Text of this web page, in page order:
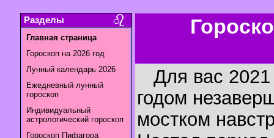
Разделы
Главная страница
Гороскоп на 2026 год
Лунный календарь 2026
Ежедневный лунный
гороскоп
Индивидуальный
астрологический гороскоп
Гороскоп Пифагора
Для вас 2021
годом
мостком